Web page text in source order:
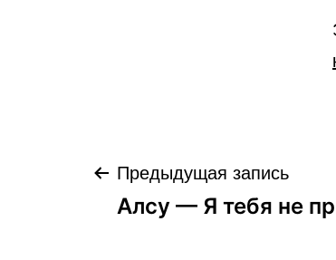
Навигация
Предыдущая запись
Алсу — Я тебя не